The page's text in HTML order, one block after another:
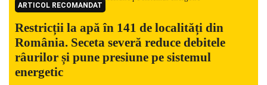
ARTICOL RECOMANDAT
Restricții la apă în 141 de localități din
România. Seceta severă reduce debitele
râurilor și pune presiune pe sistemul
energetic